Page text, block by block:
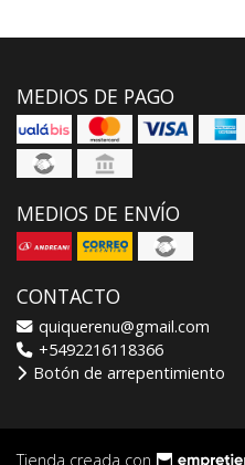
MEDIOS DE PAGO
MEDIOS DE ENVÍO
CONTACTO
quiquerenu@gmail.com
+5492216118366
Botón de arrepentimiento
Tienda creada con